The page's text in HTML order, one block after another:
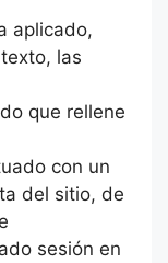
aplicado,
las
que rellene
con un
del sitio, de
sesión en